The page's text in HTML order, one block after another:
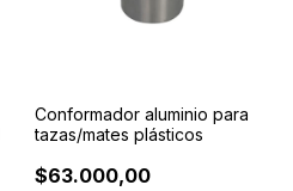
Conformador aluminio para
tazas/mates plásticos
$63.000,00